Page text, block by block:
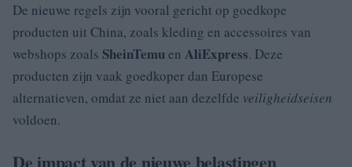
De nieuwe regels zijn vooral gericht op goedkope
producten uit China, zoals kleding en accessoires van
webshops zoals SheinTemuen AliExpress. Deze
producten zijn vaak goedkoper dan Europese
alternatieven, omdat ze niet aan dezelfde veiligheidseisen
voldoen.